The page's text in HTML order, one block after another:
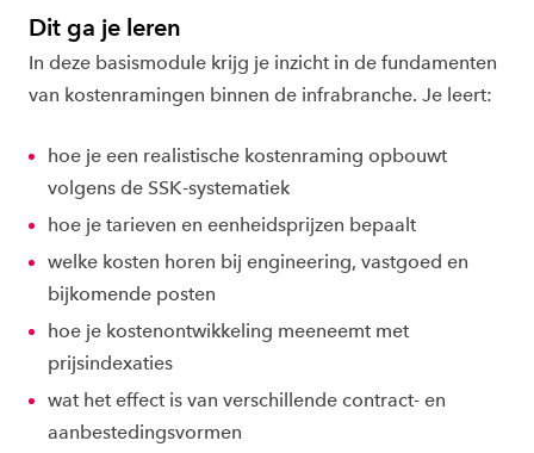
Dit ga je leren
In deze basismodule krijg je inzicht in de fundamenten
van kostenramingen binnen de infrabranche. Je leert:
hoe je een realistische kostenraming opbouwt
volgens de SSK-systematiek
hoe je tarieven en eenheidsprijzen bepaalt
welke kosten horen bij engineering, vastgoed en
bijkomende posten
hoe je kostenontwikkeling meeneemt met
prijsindexaties
wat het effect is van verschillende contract- en
aanbestedingsvormen